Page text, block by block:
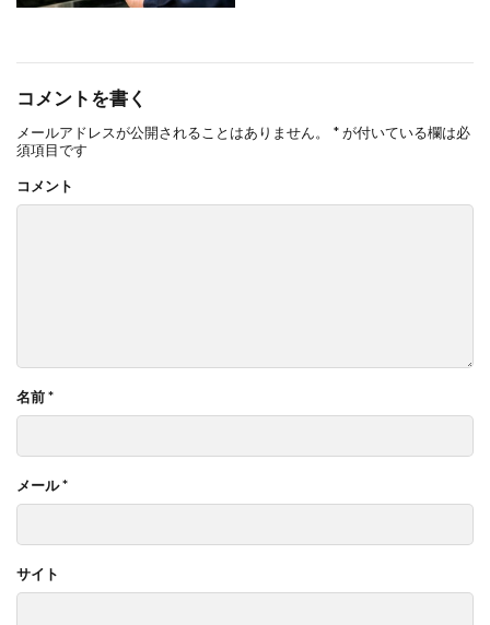
コメントを書く
メールアドレスが公開されることはありません。 *が付いている欄は必
須項目です
コメント
名前*
メール*
サイト